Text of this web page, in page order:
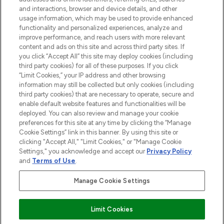
Consentement aux cookies
Do Not Sell or Share My Personal
Information
AIDE ET INFORMATIONS
INFORMATIONS GÉNÉRALES
À PROPOS DE LOOKFANTASTIC
Payer en toute sécurité avec
and interactions, browser and device details, and other
usage information, which may be used to provide enhanced
functionality and personalized experiences, analyze and
improve performance, and reach users with more relevant
content and ads on this site and across third party sites. If
you click “Accept All” this site may deploy cookies (including
third party cookies) for all of these purposes. If you click
“Limit Cookies,” your IP address and other browsing
information may still be collected but only cookies (including
third party cookies) that are necessary to operate, secure and
enable default website features and functionalities will be
deployed. You can also review and manage your cookie
preferences for this site at any time by clicking the “Manage
Cookie Settings” link in this banner. By using this site or
clicking "Accept All," "Limit Cookies," or "Manage Cookie
Settings," you acknowledge and accept our Privacy Policy
and Terms of Use.
Manage Cookie Settings
Limit Cookies